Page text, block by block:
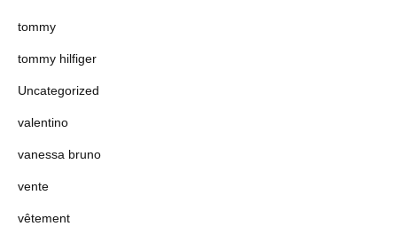
tommy
tommy hilfiger
Uncategorized
valentino
vanessa bruno
vente
vêtement